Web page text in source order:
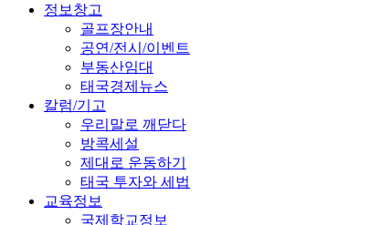
정보창고
골프장안내
공연/전시/이벤트
부동산임대
태국경제뉴스
칼럼/기고
우리말로 깨닫다
방콕세설
제대로 운동하기
태국 투자와 세법
교육정보
국제학교정보